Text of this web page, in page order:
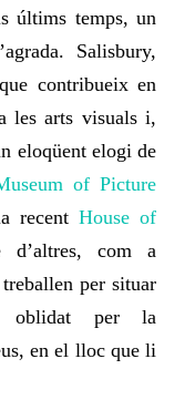
últims temps, un
Salisbury,
contribueix en
les arts visuals i,
eloqüent elogi de
of Picture
recent House of
d’altres, com a
per situar
oblidat per la
en el lloc que li